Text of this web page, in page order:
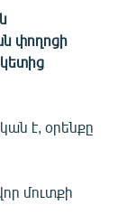
փողոցի
է, օրենքը
մուտքի